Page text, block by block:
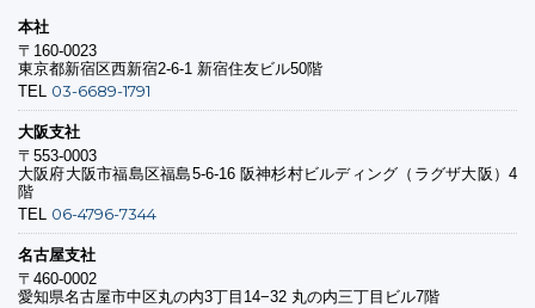
本社
〒160-0023
東京都新宿区西新宿2-6-1 新宿住友ビル50階
TEL 03-6689-1791
大阪支社
〒553-0003
大阪府大阪市福島区福島5-6-16 阪神杉村ビルディング（ラグザ大阪）4
階
TEL 06-4796-7344
名古屋支社
〒460-0002
愛知県名古屋市中区丸の内3丁目14−32 丸の内三丁目ビル7階